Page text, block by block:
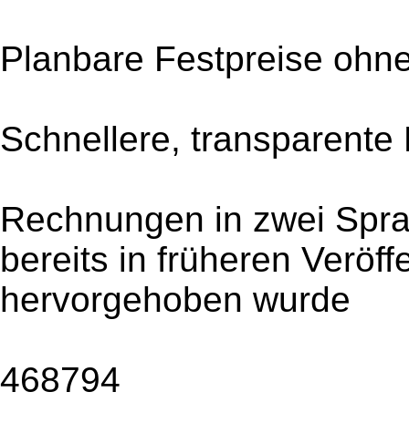
Planbare Festpreise
Schnellere, transparente
Rechnungen in zwei
bereits in früheren
hervorgehoben wurde
468794